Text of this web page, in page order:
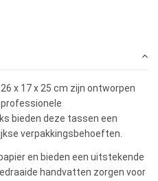
x 17 x 25 cm zijn ontworpen
bieden deze tassen een
verpakkingsbehoeften.
en bieden een uitstekende
handvatten zorgen voor